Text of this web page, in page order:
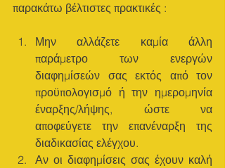
παρακάτω βέλτιστες πρακτικές :
Μην αλλάζετε καμία άλλη
παράμετρο των ενεργών
διαφημίσεών σας εκτός από τον
προϋπολογισμό ή την ημερομηνία
έναρξης/λήψης, ώστε να
αποφεύγετε την επανέναρξη της
διαδικασίας ελέγχου.
Αν οι διαφημίσεις σας έχουν καλή